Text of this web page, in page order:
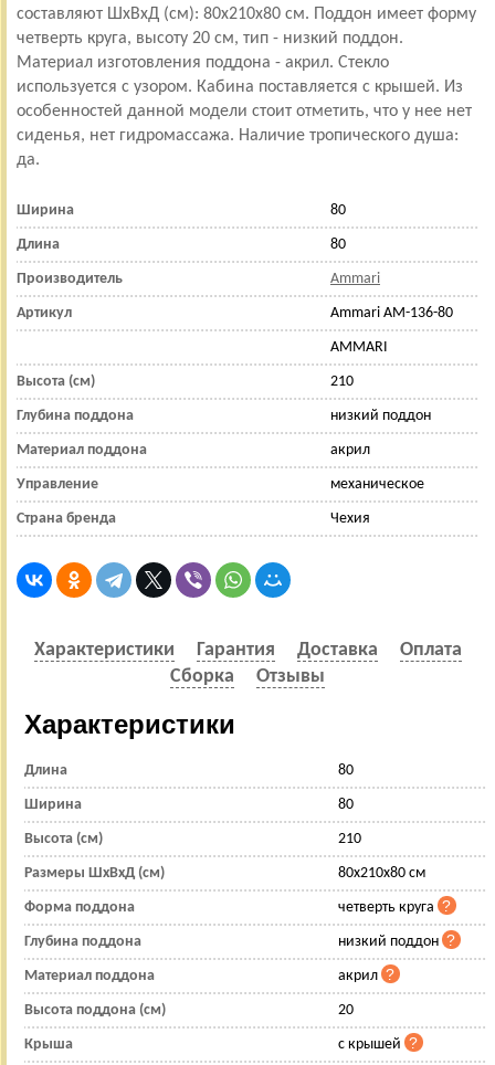
составляют ШхВхД (см): 80x210x80 см. Поддон имеет форму
четверть круга, высоту 20 см, тип - низкий поддон.
Материал изготовления поддона - акрил. Стекло
используется с узором. Кабина поставляется с крышей. Из
особенностей данной модели стоит отметить, что у нее нет
сиденья, нет гидромассажа. Наличие тропического душа:
да.
Ширина 80
Длина 80
Производитель Ammari
Артикул Ammari AM-136-80
AMMARI
Высота (см) 210
Глубина поддона низкий поддон
Материал поддона акрил
Управление механическое
Страна бренда Чехия
Характеристики Гарантия Доставка
Оплата
Сборка
Отзывы
Характеристики
Длина 80
Ширина 80
Высота (см) 210
Размеры ШхВхД (см) 80x210x80 см
Форма поддона четверть круга
Глубина поддона низкий поддон
Материал поддона акрил
Высота поддона (см) 20
Крыша с крышей